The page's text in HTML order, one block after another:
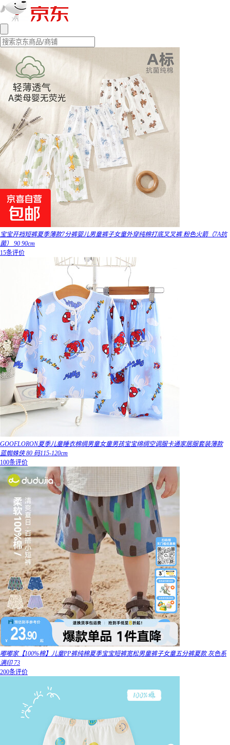
宝宝开裆短裤夏季薄款7分裤婴儿男童裤子女童外穿纯棉打底叉叉裤 粉色火箭（7A抗
菌） 90 90cm
15条评价
GOOFLORON夏季儿童睡衣棉绸男童女童男孩宝宝绵绸空调服卡通家居服套装薄款
蓝蜘蛛侠 80 码115-120cm
100条评价
嘟嘟家【100%棉】儿童PP裤纯棉夏季宝宝短裤宽松男童裤子女童五分裤夏款 灰色系
满印 73
200条评价